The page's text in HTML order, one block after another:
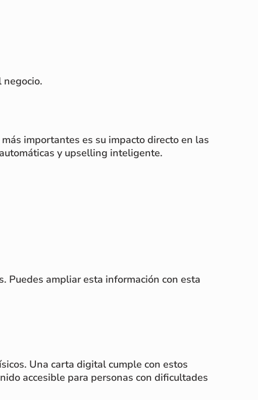
importantes es su impacto directo en las
y upselling inteligente.
Puedes ampliar esta información con esta
Una carta digital cumple con estos
accesible para personas con dificultades